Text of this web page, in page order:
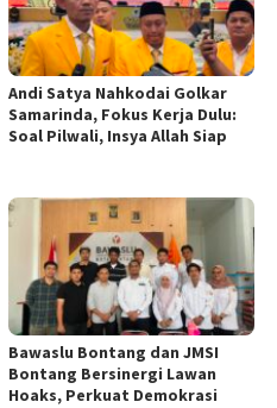
Andi Satya Nahkodai Golkar
Samarinda, Fokus Kerja Dulu:
Soal Pilwali, Insya Allah Siap
Bawaslu Bontang dan JMSI
Bontang Bersinergi Lawan
Hoaks, Perkuat Demokrasi